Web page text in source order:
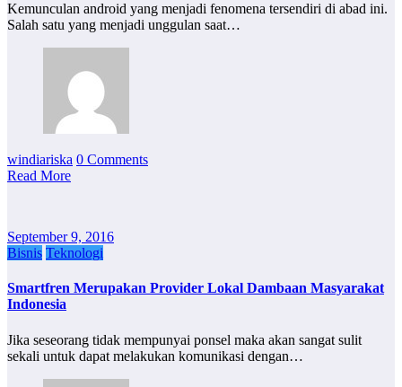
Kemunculan android yang menjadi fenomena tersendiri di abad ini.
Salah satu yang menjadi unggulan saat…
windiariska 0 Comments
Read More
September 9, 2016
Bisnis Teknologi
Smartfren Merupakan Provider Lokal Dambaan Masyarakat
Indonesia
Jika seseorang tidak mempunyai ponsel maka akan sangat sulit
sekali untuk dapat melakukan komunikasi dengan…